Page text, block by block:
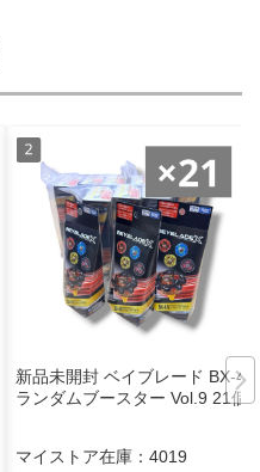
新品未開封 ベイブレード BX-48
ランダムブースター Vol.9 21個
マイストア在庫： 4019